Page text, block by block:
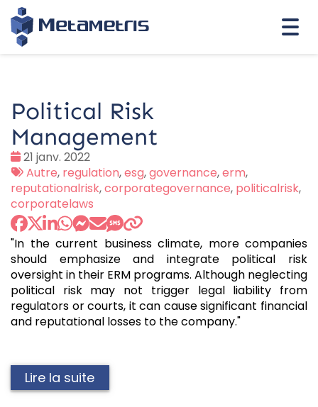
Political Risk
Management
Date
:
21 janv. 2022
Tags
:
Autre, regulation,esg,governance,erm,
reputationalrisk,corporategovernance, politicalrisk,
corporatelaws
"In the current business climate, more companies
should emphasize and integrate political risk
oversight in their ERM programs. Although neglecting
political risk may not trigger legal liability from
regulators or courts, it can cause significant financial
and reputational losses to the company."
Lire la suite